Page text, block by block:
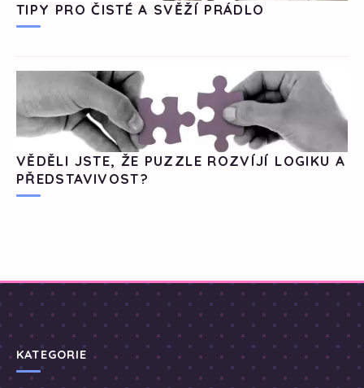
TIPY PRO ČISTÉ A SVĚŽÍ PRÁDLO
VĚDĚLI JSTE, ŽE PUZZLE ROZVÍJÍ LOGIKU A
PŘEDSTAVIVOST?
KATEGORIE